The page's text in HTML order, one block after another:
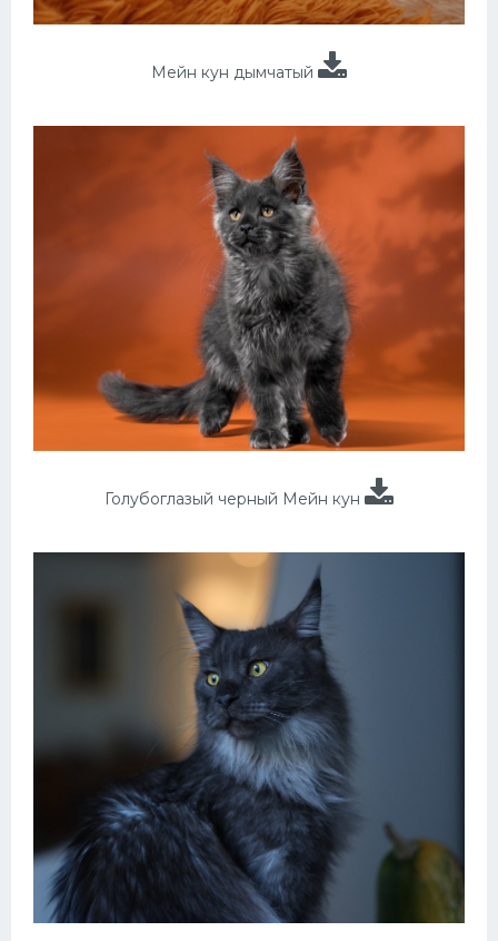
Мейн кун дымчатый
Голубоглазый черный Мейн кун